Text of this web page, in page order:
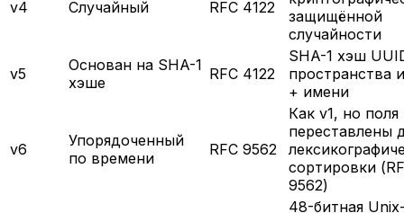
v4 Случайный RFC 4122
защищённой
случайности
v5
Основан на SHA-1
хэше
RFC 4122
SHA-1 хэш
пространства
+ имени
v6
Упорядоченный
по времени
RFC 9562
Как v1, но поля
переставлены
сортировки
9562)
48-битная